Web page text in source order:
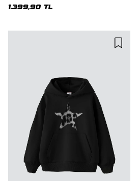
1.399,90 TL